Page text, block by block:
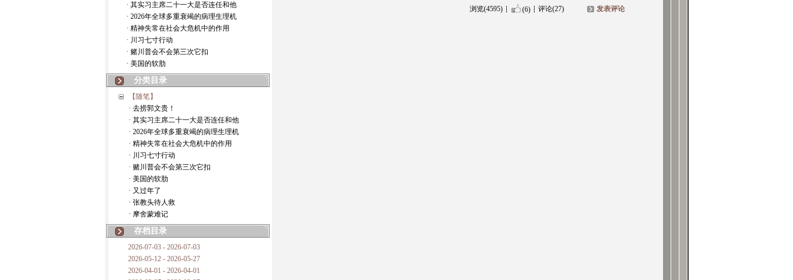
· 其实习主席二十一大是否连任和他
· 2026年全球多重衰竭的病理生理机
· 精神失常在社会大危机中的作用
· 川习七寸行动
· 赌川普会不会第三次它扣
· 美国的软肋
分类目录
【随笔】
· 去捞郭文贵！
· 其实习主席二十一大是否连任和他
· 2026年全球多重衰竭的病理生理机
· 精神失常在社会大危机中的作用
· 川习七寸行动
· 赌川普会不会第三次它扣
· 美国的软肋
· 又过年了
· 张教头待人救
· 摩舍蒙难记
存档目录
2026-07-03 - 2026-07-03
2026-05-12 - 2026-05-27
2026-04-01 - 2026-04-01
浏览(4595) (6) 评论(27) 发表评论